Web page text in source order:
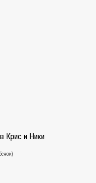
Крис и Ники